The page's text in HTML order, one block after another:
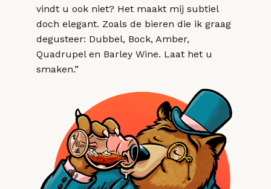
vindt u ook niet? Het maakt mij subtiel
doch elegant. Zoals de bieren die ik graag
degusteer: Dubbel, Bock, Amber,
Quadrupel en Barley Wine. Laat het u
smaken.”